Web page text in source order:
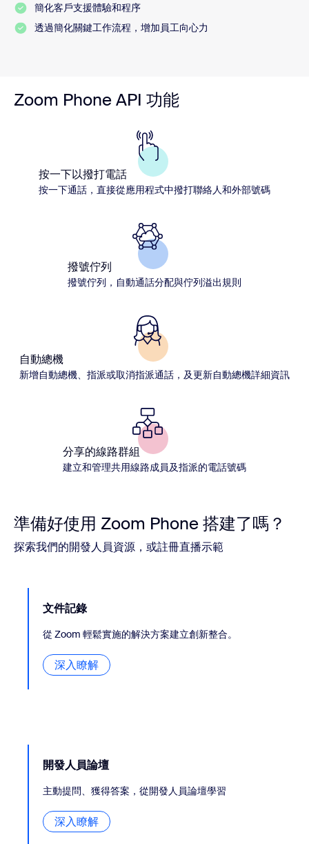
簡化客戶支援體驗和程序
透過簡化關鍵工作流程，增加員工向心力
Zoom Phone API 功能
按一下以撥打電話
按一下通話，直接從應用程式中撥打聯絡人和外部號碼
撥號佇列
撥號佇列，自動通話分配與佇列溢出規則
自動總機
新增自動總機、指派或取消指派通話，及更新自動總機詳細資訊
分享的線路群組
建立和管理共用線路成員及指派的電話號碼
準備好使用 Zoom Phone 搭建了嗎？
探索我們的開發人員資源，或註冊直播示範
文件記錄
從 Zoom 輕鬆實施的解決方案建立創新整合。
深入瞭解
開發人員論壇
主動提問、獲得答案，從開發人員論壇學習
深入瞭解